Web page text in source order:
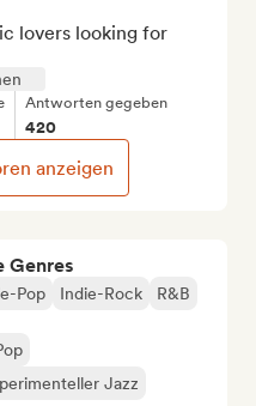
Genres
Pop Indie-Rock R&B
Jazz
lovers looking for
Antworten gegeben
420
anzeigen